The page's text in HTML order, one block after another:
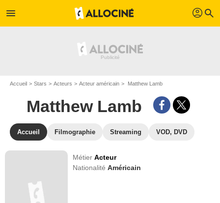
menu profil search
Accueil Stars Acteurs Acteur américain Matthew Lamb
Matthew Lamb
Accueil Filmographie Streaming VOD, DVD
MétierActeur
NationalitéAméricain